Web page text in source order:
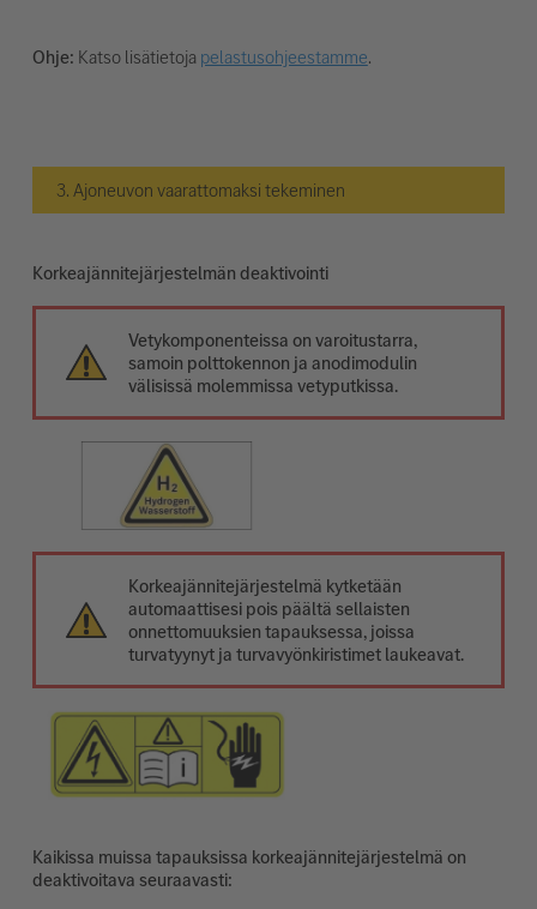
Ohje: Katso lisätietojapelastusohjeestamme.
3. Ajoneuvon vaarattomaksi tekeminen
Korkeajännitejärjestelmän deaktivointi
Vetykomponenteissa on varoitustarra,
samoin polttokennon ja anodimodulin
välisissä molemmissa vetyputkissa.
Korkeajännitejärjestelmä kytketään
automaattisesi pois päältä sellaisten
onnettomuuksien tapauksessa, joissa
turvatyynyt ja turvavyönkiristimet laukeavat.
Kaikissa muissa tapauksissa korkeajännitejärjestelmä on
deaktivoitava seuraavasti: